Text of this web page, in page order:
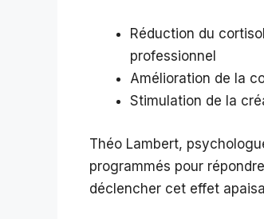
Réduction du
professionnel
Amélioration de la
Stimulation de la
Théo Lambert,
programmés pour
déclencher cet effet